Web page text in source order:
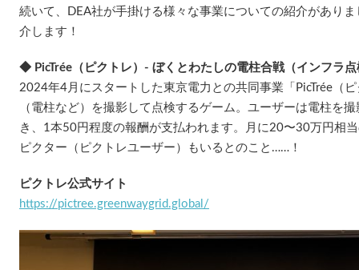
続いて、DEA社が手掛ける様々な事業についての紹介があり
介します！
◆ PicTrée（ピクトレ）- ぼくとわたしの電柱合戦（インフラ
2024年4月にスタートした東京電力との共同事業「PicTrée（
（電柱など）を撮影して点検するゲーム。ユーザーは電柱を
き、1本50円程度の報酬が支払われます。月に20〜30万円相
ピクター（ピクトレユーザー）もいるとのこと……！
ピクトレ公式サイト
https://pictree.greenwaygrid.global/